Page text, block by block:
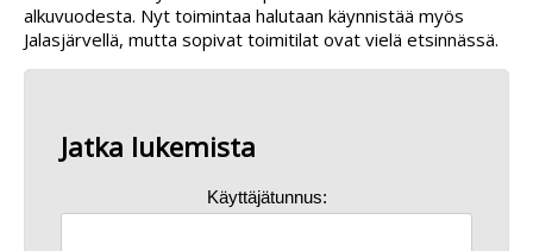
alkuvuodesta. Nyt toimintaa halutaan käynnistää myös
Jalasjärvellä, mutta sopivat toimitilat ovat vielä etsinnässä.
Jatka lukemista
Käyttäjätunnus: